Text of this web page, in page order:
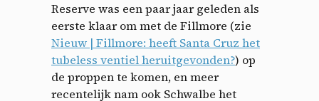
Reserve was een paar jaar geleden als
eerste klaar om met de Fillmore (zie
Nieuw | Fillmore: heeft Santa Cruz het
tubeless ventiel heruitgevonden?) op
de proppen te komen, en meer
recentelijk nam ook Schwalbe het